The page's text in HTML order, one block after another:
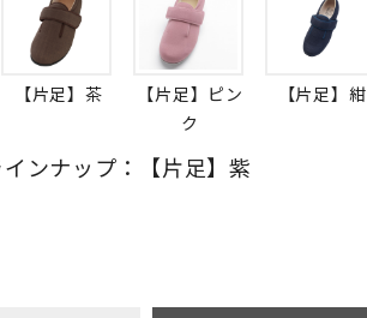
【片足】茶
【片足】ピン
ク
【片足】紺
ンナップ：【片足】紫